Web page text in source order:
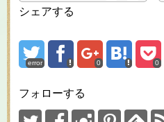
シェアする
error 0 0
フォローする